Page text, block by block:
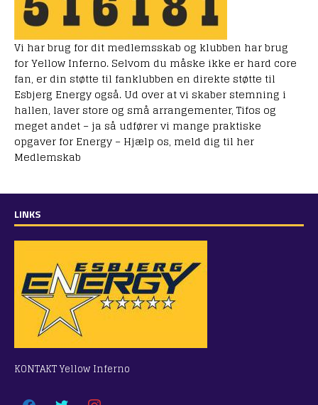
Vi har brug for dit medlemsskab og klubben har brug
for Yellow Inferno. Selvom du måske ikke er hard core
fan, er din støtte til fanklubben en direkte støtte til
Esbjerg Energy også. Ud over at vi skaber stemning i
hallen, laver store og små arrangementer, Tifos og
meget andet – ja så udfører vi mange praktiske
opgaver for Energy – Hjælp os, meld dig til her
Medlemskab
LINKS
KONTAKT Yellow Inferno